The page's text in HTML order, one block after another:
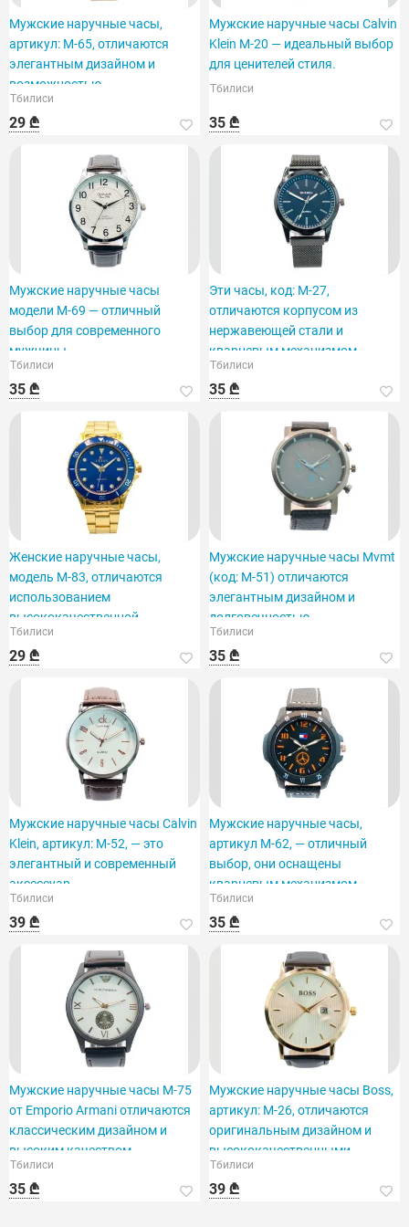
Мужские наручные часы,
артикул: M-65, отличаются
элегантным дизайном и
возможностью
персонализации.
Тбилиси
29 ₾
Мужские наручные часы Calvin
Klein M-20 — идеальный выбор
для ценителей стиля.
Тбилиси
35 ₾
Мужские наручные часы
модели M-69 — отличный
выбор для современного
мужчины.
Тбилиси
35 ₾
Эти часы, код: M-27,
отличаются корпусом из
нержавеющей стали и
кварцевым механизмом.
Тбилиси
35 ₾
Женские наручные часы,
модель M-83, отличаются
использованием
высококачественной
нержавеющей стали.
Тбилиси
29 ₾
Мужские наручные часы Mvmt
(код: M-51) отличаются
элегантным дизайном и
долговечностью.
Тбилиси
35 ₾
Мужские наручные часы Calvin
Klein, артикул: M-52, — это
элегантный и современный
аксессуар.
Тбилиси
39 ₾
Мужские наручные часы,
артикул M-62, — отличный
выбор, они оснащены
кварцевым механизмом.
Тбилиси
35 ₾
Мужские наручные часы M-75
от Emporio Armani отличаются
классическим дизайном и
высоким качеством.
Тбилиси
35 ₾
Мужские наручные часы Boss,
артикул: M-26, отличаются
оригинальным дизайном и
высококачественными
материалами.
Тбилиси
39 ₾